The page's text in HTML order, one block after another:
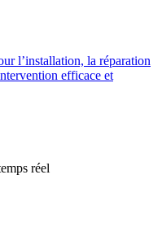
l’installation, la réparation
efficace et
réel